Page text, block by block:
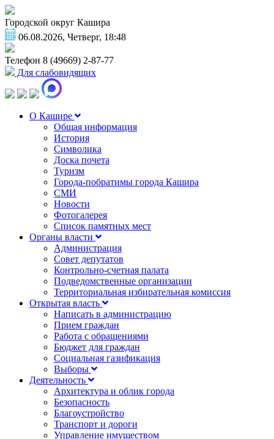
Городской округ Кашира
06.08.2026, Четверг, 18:48
Телефон 8 (49669) 2-87-77
Для слабовидящих
О Кашире
Общая информация
История
Символика
Доска почета
Туризм
Города-побратимы города Кашира
СМИ
Новости
Фотогалерея
Список памятных мест
Органы власти
Администрация
Совет депутатов
Контрольно-счетная палата
Подведомственные организации
Территориальная избирательная комиссия
Открытая власть
Написать в администрацию
Прием граждан
Работа с обращениями
Бюджет для граждан
Социальная газификация
Выборы
Деятельность
Архитектура и облик города
Безопасность
Благоустройство
Транспорт и дороги
Управление имуществом